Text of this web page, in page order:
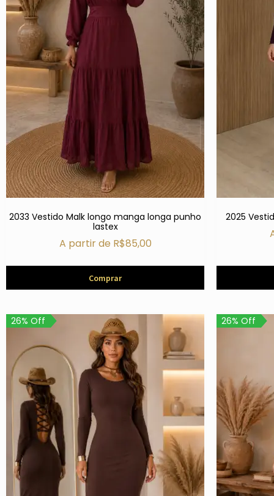
2033 Vestido Malk longo manga longa punho
lastex
A partir de R$85,00
Comprar
2025
26% Off 26% Off